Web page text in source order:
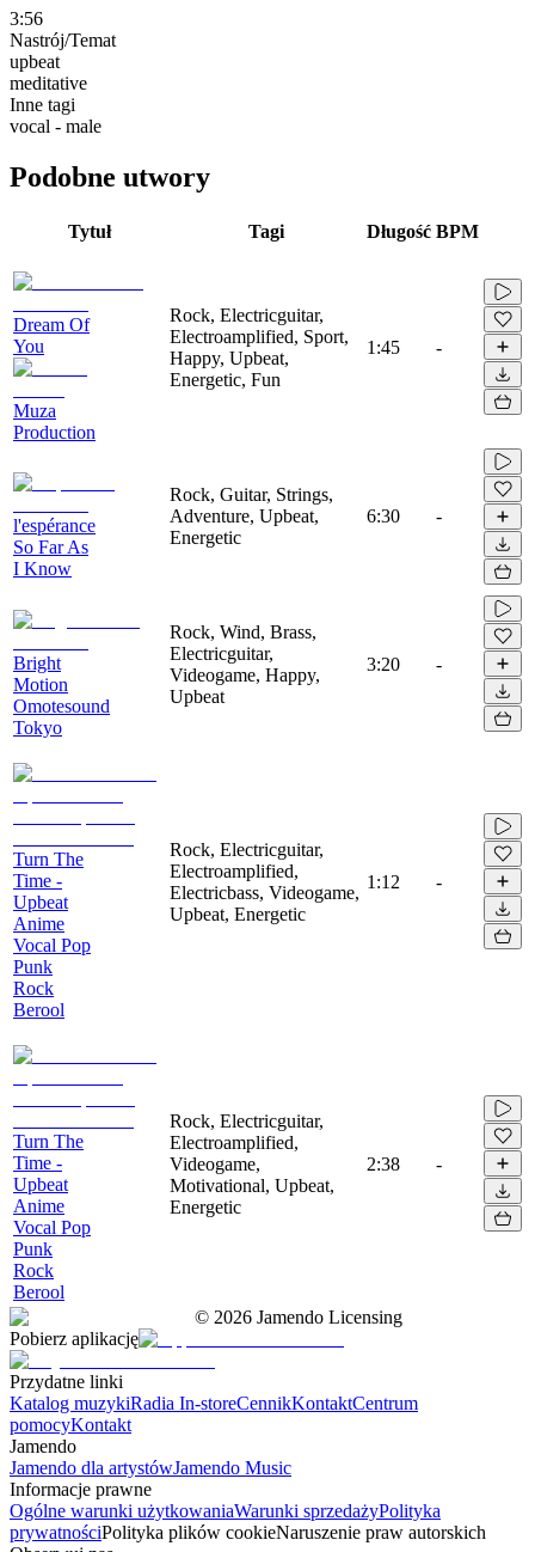
3:56
Nastrój/Temat
upbeat
meditative
Inne tagi
vocal - male
Podobne utwory
Tytuł Tagi Długość BPM
Dream Of
You
Muza
Production
Rock, Electricguitar,
Electroamplified, Sport,
Happy, Upbeat,
Energetic, Fun
1:45 -
l'espérance
So Far As
I Know
Rock, Guitar, Strings,
Adventure, Upbeat,
Energetic
6:30 -
Bright
Motion
Omotesound
Tokyo
Rock, Wind, Brass,
Electricguitar,
Videogame, Happy,
Upbeat
3:20 -
Turn The
Time -
Upbeat
Anime
Vocal Pop
Punk
Rock
Berool
Rock, Electricguitar,
Electroamplified,
Electricbass, Videogame,
Upbeat, Energetic
1:12 -
Turn The
Time -
Upbeat
Anime
Vocal Pop
Punk
Rock
Berool
Rock, Electricguitar,
Electroamplified,
Videogame,
Motivational, Upbeat,
Energetic
2:38 -
© 2026 Jamendo Licensing
Pobierz aplikację
Przydatne linki
Katalog muzykiRadia In-storeCennikKontaktCentrum
pomocyKontakt
Jamendo
Jamendo dla artystówJamendo Music
Informacje prawne
Ogólne warunki użytkowaniaWarunki sprzedażyPolityka
prywatnościPolityka plików cookieNaruszenie praw autorskich